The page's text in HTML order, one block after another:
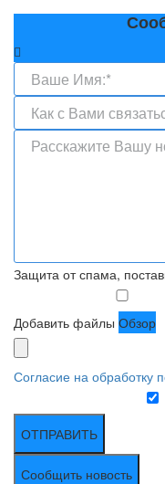
Защита от спама,
Добавить файлы Обзор
Согласие на обработку
ОТПРАВИТЬ
Сообщить новость